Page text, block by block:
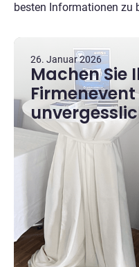
besten Informationen zu
26. Januar 2026
Machen Sie
Firmenevent